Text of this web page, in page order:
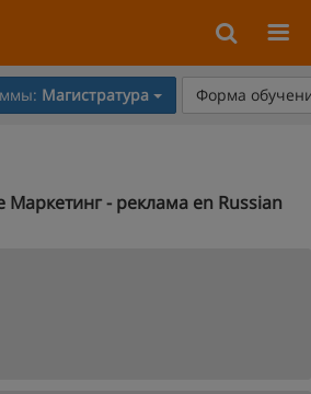
Магистратура Форма
Маркетинг - реклама en Russian